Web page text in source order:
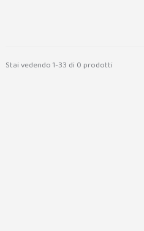
Stai vedendo 1-33 di 0 prodotti